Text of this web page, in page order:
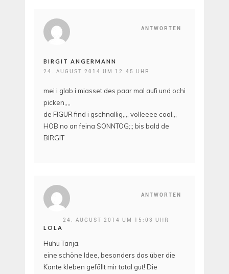
ANTWORTEN
BIRGIT ANGERMANN
24. AUGUST 2014 UM 12:45 UHR
mei i glab i miasset des paar mal aufi und ochi
picken,,,,
de FIGUR find i gschnallig,,,, volleeee cool,,,
HOB no an feina SONNTOG;;; bis bald de
BIRGIT
ANTWORTEN
LOLA
24. AUGUST 2014 UM 15:03 UHR
Huhu Tanja,
eine schöne Idee, besonders das über die
Kante kleben gefällt mir total gut! Die